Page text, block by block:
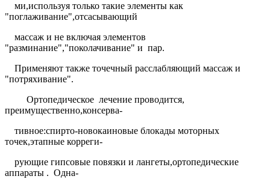
ми,используя только такие элементы как
"поглаживание",отсасывающий
массаж и не включая элементов
"разминание","поколачивание" и пар.
Применяют также точечный расслабляющий массаж и
"потряхивание".
Ортопедическое лечение проводится,
преимущественно,консерва-
тивное:спирто-новокаиновые блокады моторных
точек,этапные корреги-
рующие гипсовые повязки и лангеты,ортопедические
аппараты . Одна-